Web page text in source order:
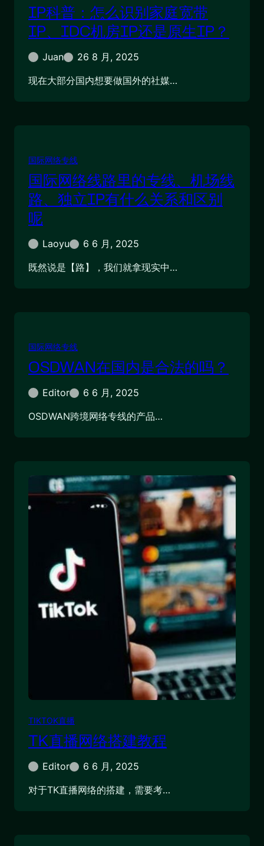
IP科普：怎么识别家庭宽带
IP、IDC机房IP还是原生IP？
Juan
26 8 月, 2025
现在大部分国内想要做国外的社媒…
国际网络专线
国际网络线路里的专线、机场线
路、独立IP有什么关系和区别
呢
Laoyu
6 6 月, 2025
既然说是【路】，我们就拿现实中…
国际网络专线
OSDWAN在国内是合法的吗？
Editor
6 6 月, 2025
OSDWAN跨境网络专线的产品…
TIKTOK直播
TK直播网络搭建教程
Editor
6 6 月, 2025
对于TK直播网络的搭建，需要考…